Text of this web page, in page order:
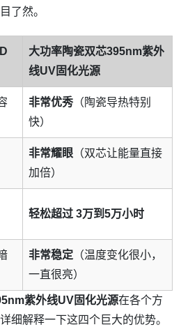
了然。
大功率陶瓷双芯395nm紫外
线UV固化光源
非常优秀 （陶瓷导热特别
快）
非常耀眼 （双芯让能量直接
加倍）
轻松超过 3万到5万小时
非常稳定 （温度变化很小，
一直很亮）
紫外线UV固化光源在各个方
细解释一下这四个巨大的优势。